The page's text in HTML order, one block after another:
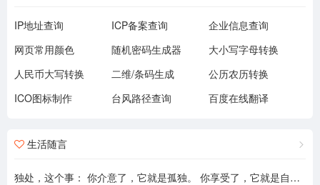
IP地址查询 ICP备案查询
企业信息查询
网页常用颜色
随机密码生成器
大小写字母转换
人民币大写转换
二维/条码生成
公历农历转换
ICO图标制作
台风路径查询 百度在线翻译
生活随言
独处，这个事： 你介意了，它就是孤独。 你享受了，它就是自由。